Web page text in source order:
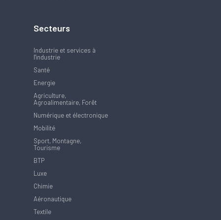
Secteurs
Industrie et services à
l'industrie
Santé
Energie
Agriculture,
Agroalimentaire, Forêt
Numérique et électronique
Mobilité
Sport, Montagne,
Tourisme
BTP
Luxe
Chimie
Aéronautique
Textile